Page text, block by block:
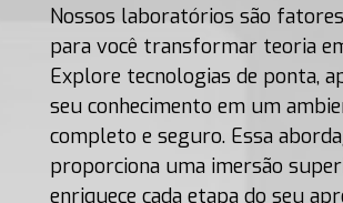
Nossos laboratórios são
para você transformar teoria
Explore tecnologias de ponta,
seu conhecimento em um
completo e seguro. Essa
proporciona uma imersão
enriquece cada etapa do seu